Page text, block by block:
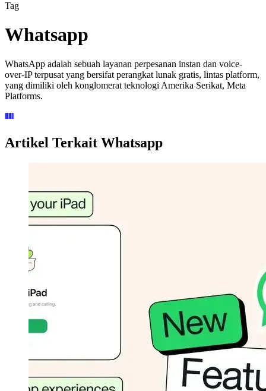
Tag
Whatsapp
WhatsApp adalah sebuah layanan perpesanan instan dan voice-
over-IP terpusat yang bersifat perangkat lunak gratis, lintas platform,
yang dimiliki oleh konglomerat teknologi Amerika Serikat, Meta
Platforms.
Artikel Terkait Whatsapp